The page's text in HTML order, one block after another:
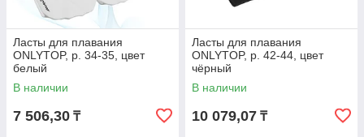
Ласты для плавания
ONLYTOP, р. 34-35, цвет
белый
В наличии
7 506,30 ₸
Ласты для плавания
ONLYTOP, р. 42-44, цвет
чёрный
В наличии
10 079,07 ₸